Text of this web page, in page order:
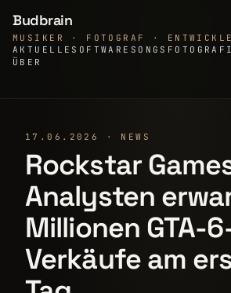
Budbrain
MUSIKER · FOTOGRAF ·
AKTUELLE SOFTWARE SONGS
ÜBER
17.06.2026 · NEWS
Rockstar
Analysten
Millionen GTA-
Verkäufe am